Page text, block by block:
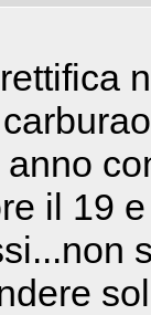
il 19